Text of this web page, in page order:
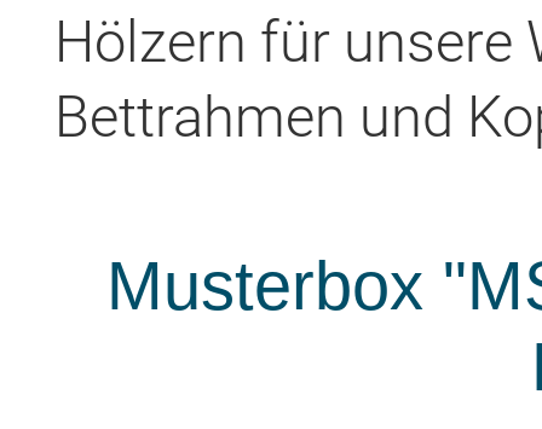
Hölzern für unsere
Bettrahmen und
Musterbox